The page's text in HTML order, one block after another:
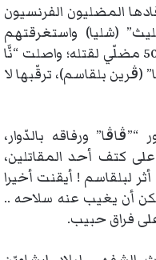
المضليون الفرنسيون
(شليا) واستغرقتهم
عشرة أيام من المعارك بعدة 5000 مضلّي لقتله؛ واصلت “نَّا
(ڨرين بلقاسم)، ترقّبها لا
ورفاقه بالدّوار،
كتف أحد المقاتلين،
لبلقاسم ! أيقنت أخيرا
أن يغيب عنه سلاحه ..
فراق حبيب.